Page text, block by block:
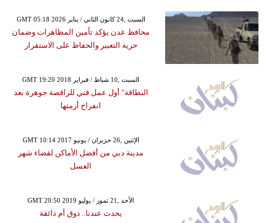
GMT 05:18 2026 السبت ,24 كانون الثاني / يناير
محافظ عدن يؤكد تأمين المظاهرات وضمان
حرية التعبير والحفاظ على الاستقرار
GMT 19:20 2018 السبت ,10 شباط / فبراير
البطاقة" أول عمل فني للراقصة جوهرة بعد
انفراج أزمتها
GMT 10:14 2017 الإثنين ,26 حزيران / يونيو
مدينة دبي من أفضل الأماكن لقضاء شهر
العسل
GMT 20:50 2019 الأحد ,21 تموز / يوليو
يحدث عندنا.. ذوق أم ذائقة